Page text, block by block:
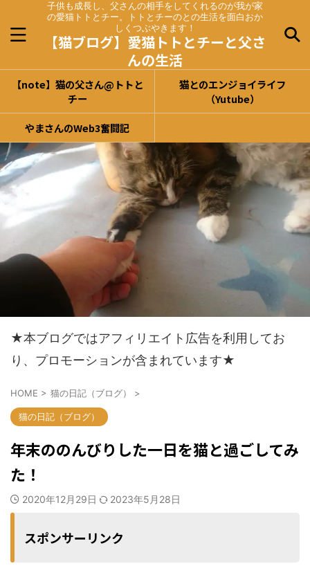
子供も成長し、父さんの相手をしてくれるのが我が家
の愛猫トトとチー。トトとチーのとの生活を面白おか
しくつぶやきます！
【猫ブログ】愛猫トトとチーと父さ
んの生活
【note】猫の父さん@トトと
チー
猫とのエンジョイライフ
（Yutube）
やまさんのWeb3奮闘記
★本ブログではアフィリエイト広告を利用してお
り、プロモーションが含まれています★
HOME > 猫の日記（ブログ） >
猫の日記（ブログ）
年末ののんびりした一日を猫と過ごしてみ
た！
2020年12月29日 2023年5月28日
スポンサーリンク